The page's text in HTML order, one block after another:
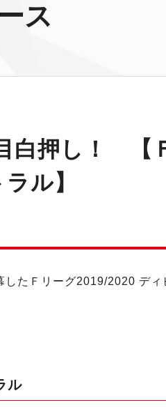
ス
白押し！ 【
ル】
たＦリーグ2019/2020 デ
ル